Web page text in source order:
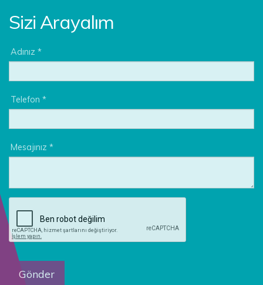
Sizi Arayalım
Adınız *
Telefon *
Mesajınız *